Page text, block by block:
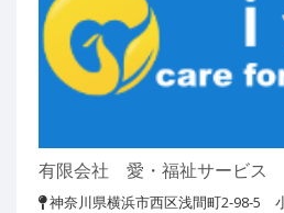
有限会社 愛・福祉サービス
神奈川県横浜市西区浅間町2-98-5